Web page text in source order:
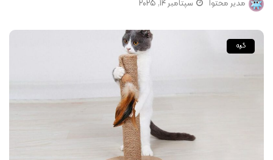
مدیر محتوا سپتامبر 14, 2025
گربه